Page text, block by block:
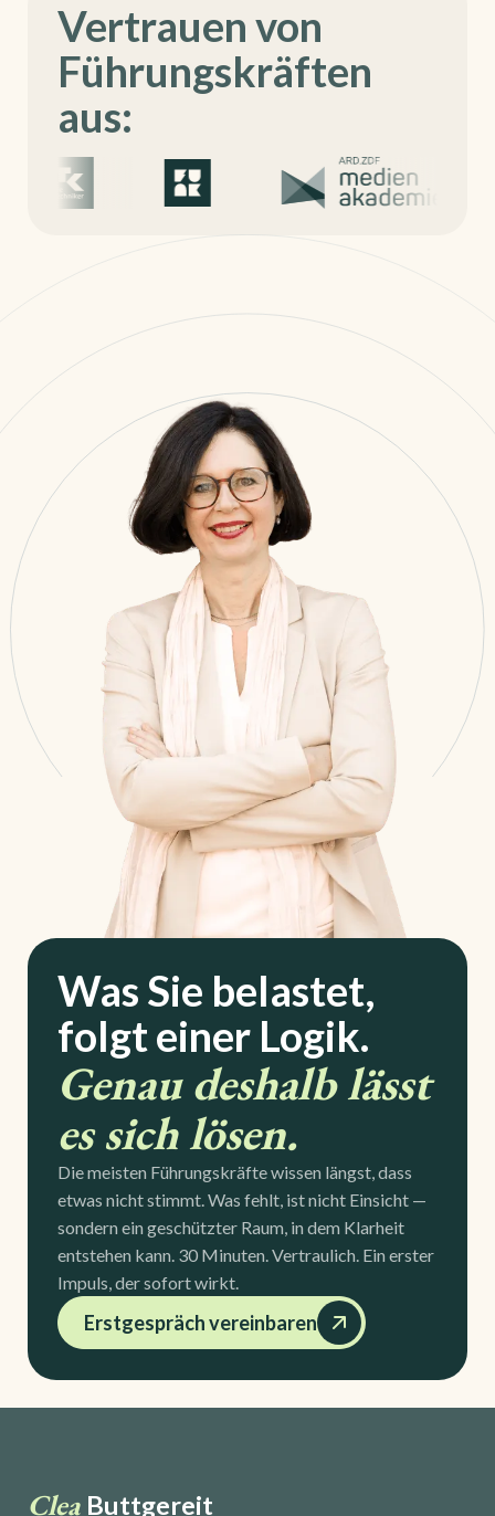
Vertrauen von
Führungskräften
aus:
Was Sie belastet,
folgt einer Logik.
Genau deshalb lässt
es sich lösen.
Die meisten Führungskräfte wissen längst, dass
etwas nicht stimmt. Was fehlt, ist nicht Einsicht —
sondern ein geschützter Raum, in dem Klarheit
entstehen kann. 30 Minuten. Vertraulich. Ein erster
Impuls, der sofort wirkt.
Erstgespräch vereinbaren
Clea Buttgereit